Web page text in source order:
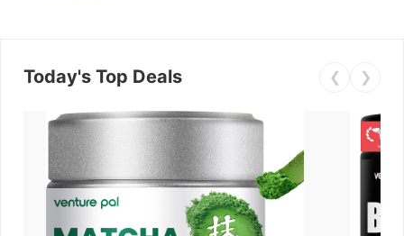
Today's Top Deals ❮ ❯